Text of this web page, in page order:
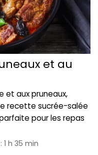
et au
et aux pruneaux,
recette sucrée-salée
pour les repas
h 35 min